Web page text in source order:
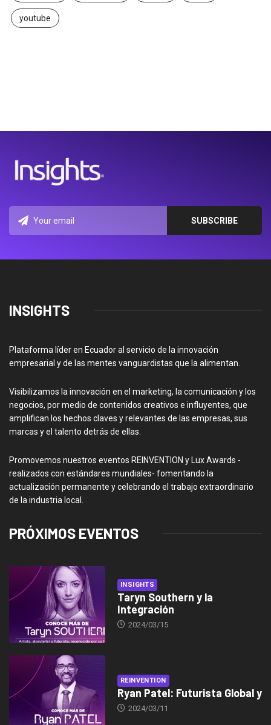
youtube
INSIGHTS
Plataforma líder en Ecuador al servicio de la innovación
empresarial y de las mentes vanguardistas que la alimentan.
Visibilizamos la innovación en el marketing, la comunicación y los
negocios, por medio de contenidos creativos e influyentes, que
amplifican los hechos claves y relevantes de las empresas, sus
marcas y el talento detrás de ellas.
Promovemos nuestros eventos REINVENTION y Lux Awards -
realizados con estándares mundiales- fomentando la
actualización permanente y celebrando el trabajo extraordinario
de la industria local.
PRÓXIMOS EVENTOS
INSIGHTS
Taryn Southern y la
Integración
2024/03/15
REINVENTION
Ryan Patel: Futurista Global y
2024/03/11